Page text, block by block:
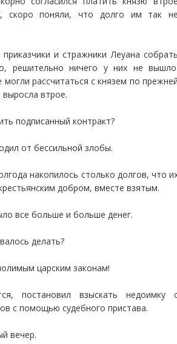
скоро поняли, что долго им так
и стражники Леуана
решительно ничего у них не
могли рассчитаться с князем по
выросла втрое.
подписанный контракт?
от бессильной злобы.
накопилось столько долгов, что
добром, вместе взятым.
все больше и больше денег.
делать?
царским законам!
постановил взыскать недоимку
с помощью судебного пристава.
вечер.